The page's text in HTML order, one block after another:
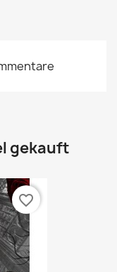
gekauft
favorite_border